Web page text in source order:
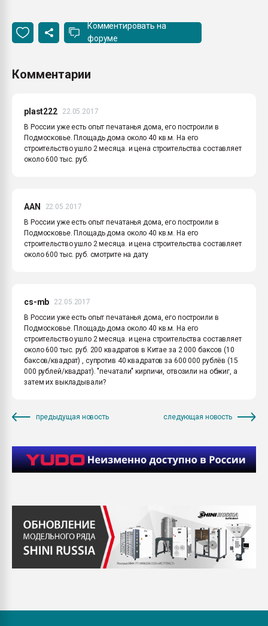
Комментировать на
форуме
Комментарии
plast222
22.05.2017
В России уже есть опыт печатанья дома, его построили в
Подмосковье. Площадь дома около 40 кв.м. На его
строительство ушло 2 месяца. и цена строительства составляет
около 600 тыс. руб.
AAN
22.05.2017
В России уже есть опыт печатанья дома, его построили в
Подмосковье. Площадь дома около 40 кв.м. На его
строительство ушло 2 месяца. и цена строительства составляет
около 600 тыс. руб. смотрите на дату
cs-mb
22.05.2017
В России уже есть опыт печатанья дома, его построили в
Подмосковье. Площадь дома около 40 кв.м. На его
строительство ушло 2 месяца. и цена строительства составляет
около 600 тыс. руб. 200 квадратов в Китае за 2 000 баксов (10
баксов/квадрат) , супротив 40 квадратов за 600 000 рублёв (15
000 рублей/квадрат). "печатали" кирпичи, отвозили на обжиг, а
затем их выкладывали?
предыдущая новость следующая новость